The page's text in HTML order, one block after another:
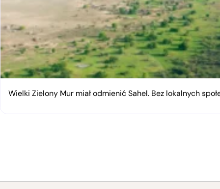
Wielki Zielony Mur miał odmienić Sahel. Bez lokalnych